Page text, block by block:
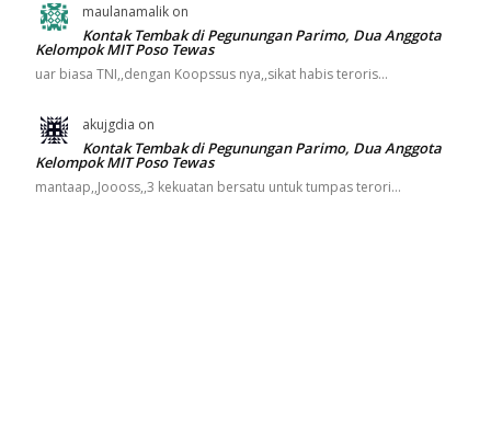
maulanamalik on
Kontak Tembak di Pegunungan Parimo, Dua Anggota
Kelompok MIT Poso Tewas
uar biasa TNI,,dengan Koopssus nya,,sikat habis teroris…
akujgdia on
Kontak Tembak di Pegunungan Parimo, Dua Anggota
Kelompok MIT Poso Tewas
mantaap,,Joooss,,3 kekuatan bersatu untuk tumpas terori…